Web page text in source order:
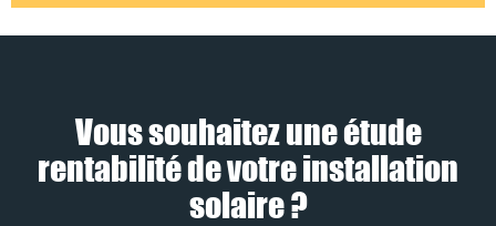
Vous souhaitez une étude
rentabilité de votre installation
solaire ?